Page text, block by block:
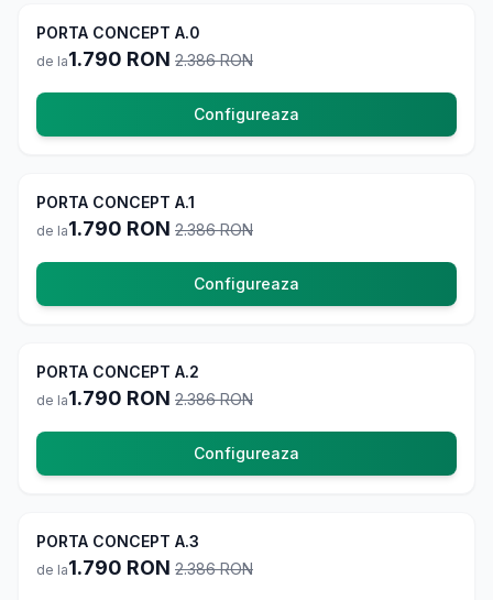
-25%
PORTA CONCEPT A.0
de la1.790 RON 2.386RON
Configureaza
-25%
PORTA CONCEPT A.1
de la1.790 RON 2.386RON
Configureaza
-25%
PORTA CONCEPT A.2
de la1.790 RON 2.386RON
Configureaza
-25%
PORTA CONCEPT A.3
de la1.790 RON 2.386RON